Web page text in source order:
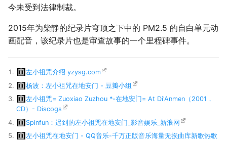
今未受到法律制裁。
2015年为柴静的纪录片穹顶之下中的 PM2.5 的自白单元动
画配音，该纪录片也是审查故事的一个里程碑事件。
左小祖咒介绍 yzysg.com
杨波：左小祖咒在地安门 - 豆瓣小组
左小祖咒= Zuoxiao Zuzhou *-在地安门= At Di'Anmen（2001，
CD）- Discogs
Spinfun：迟到的左小祖咒在地安门_影音娱乐_新浪网
左小祖咒在地安门 - QQ音乐-千万正版音乐海量无损曲库新歌热歌